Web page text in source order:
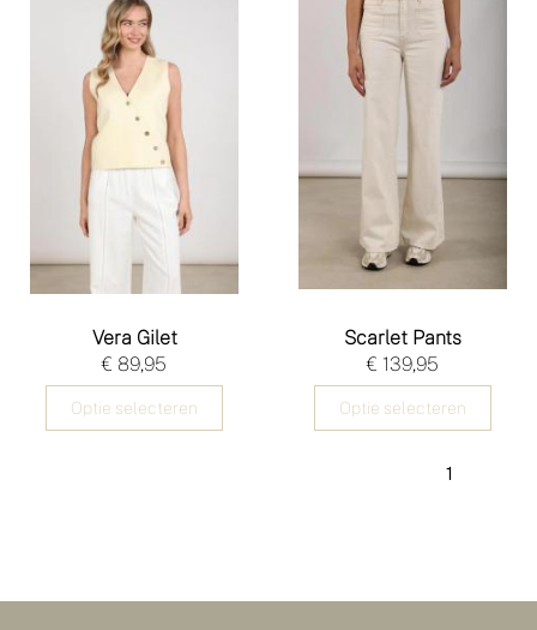
Vera Gilet
€ 89,95
Optie selecteren
Scarlet Pants
€ 139,95
Optie selecteren
1